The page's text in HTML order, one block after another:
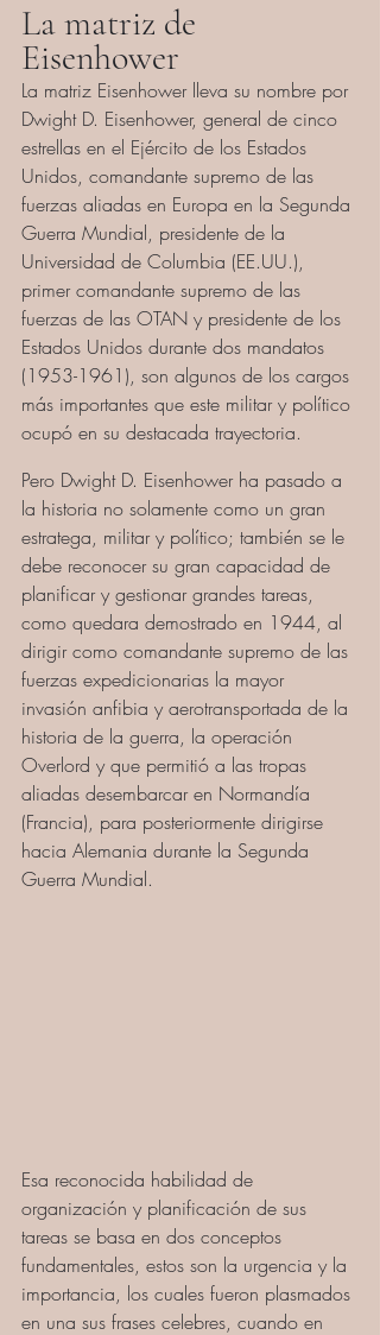
La matriz de
Eisenhower
La matriz Eisenhower lleva su nombre por
Dwight D. Eisenhower, general de cinco
estrellas en el Ejército de los Estados
Unidos, comandante supremo de las
fuerzas aliadas en Europa en la Segunda
Guerra Mundial, presidente de la
Universidad de Columbia (EE.UU.),
primer comandante supremo de las
fuerzas de las OTAN y presidente de los
Estados Unidos durante dos mandatos
(1953-1961), son algunos de los cargos
más importantes que este militar y político
ocupó en su destacada trayectoria.
Pero Dwight D. Eisenhower ha pasado a
la historia no solamente como un gran
estratega, militar y político; también se le
debe reconocer su gran capacidad de
planificar y gestionar grandes tareas,
como quedara demostrado en 1944, al
dirigir como comandante supremo de las
fuerzas expedicionarias la mayor
invasión anfibia y aerotransportada de la
historia de la guerra, la operación
Overlord y que permitió a las tropas
aliadas desembarcar en Normandía
(Francia), para posteriormente dirigirse
hacia Alemania durante la Segunda
Guerra Mundial.
Esa reconocida habilidad de
organización y planificación de sus
tareas se basa en dos conceptos
fundamentales, estos son la urgencia y la
importancia, los cuales fueron plasmados
en una sus frases celebres, cuando en